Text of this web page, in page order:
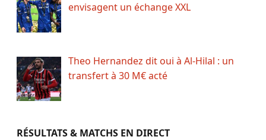
envisagent un échange XXL
Theo Hernandez dit oui à Al-Hilal : un
transfert à 30 M€ acté
RÉSULTATS & MATCHS EN DIRECT